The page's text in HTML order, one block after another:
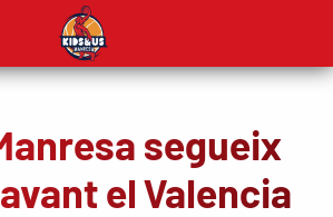
segueix
el Valencia